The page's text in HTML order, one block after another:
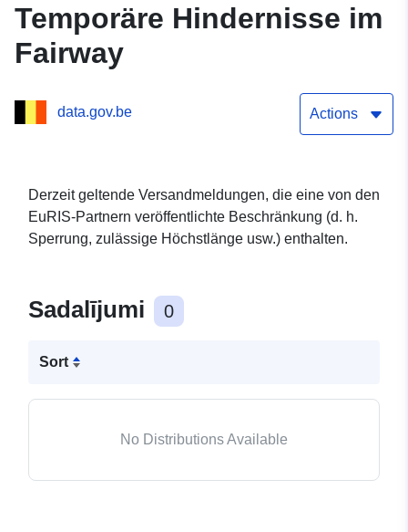
Temporäre Hindernisse im
Fairway
data.gov.be Actions
Derzeit geltende Versandmeldungen, die eine von den
EuRIS-Partnern veröffentlichte Beschränkung (d. h.
Sperrung, zulässige Höchstlänge usw.) enthalten.
Sadalījumi 0
Sort
No Distributions Available